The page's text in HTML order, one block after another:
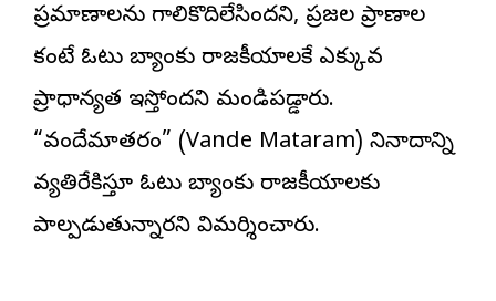
ప్రమాణాలను గాలికొదిలేసిందని, ప్రజల ప్రాణాల
కంటే ఓటు బ్యాంకు రాజకీయాలకే ఎక్కువ
ప్రాధాన్యత ఇస్తోందని మండిపడ్డారు.
“వందేమాతరం” (Vande Mataram) నినాదాన్ని
వ్యతిరేకిస్తూ ఓటు బ్యాంకు రాజకీయాలకు
పాల్పడుతున్నారని విమర్శించారు.